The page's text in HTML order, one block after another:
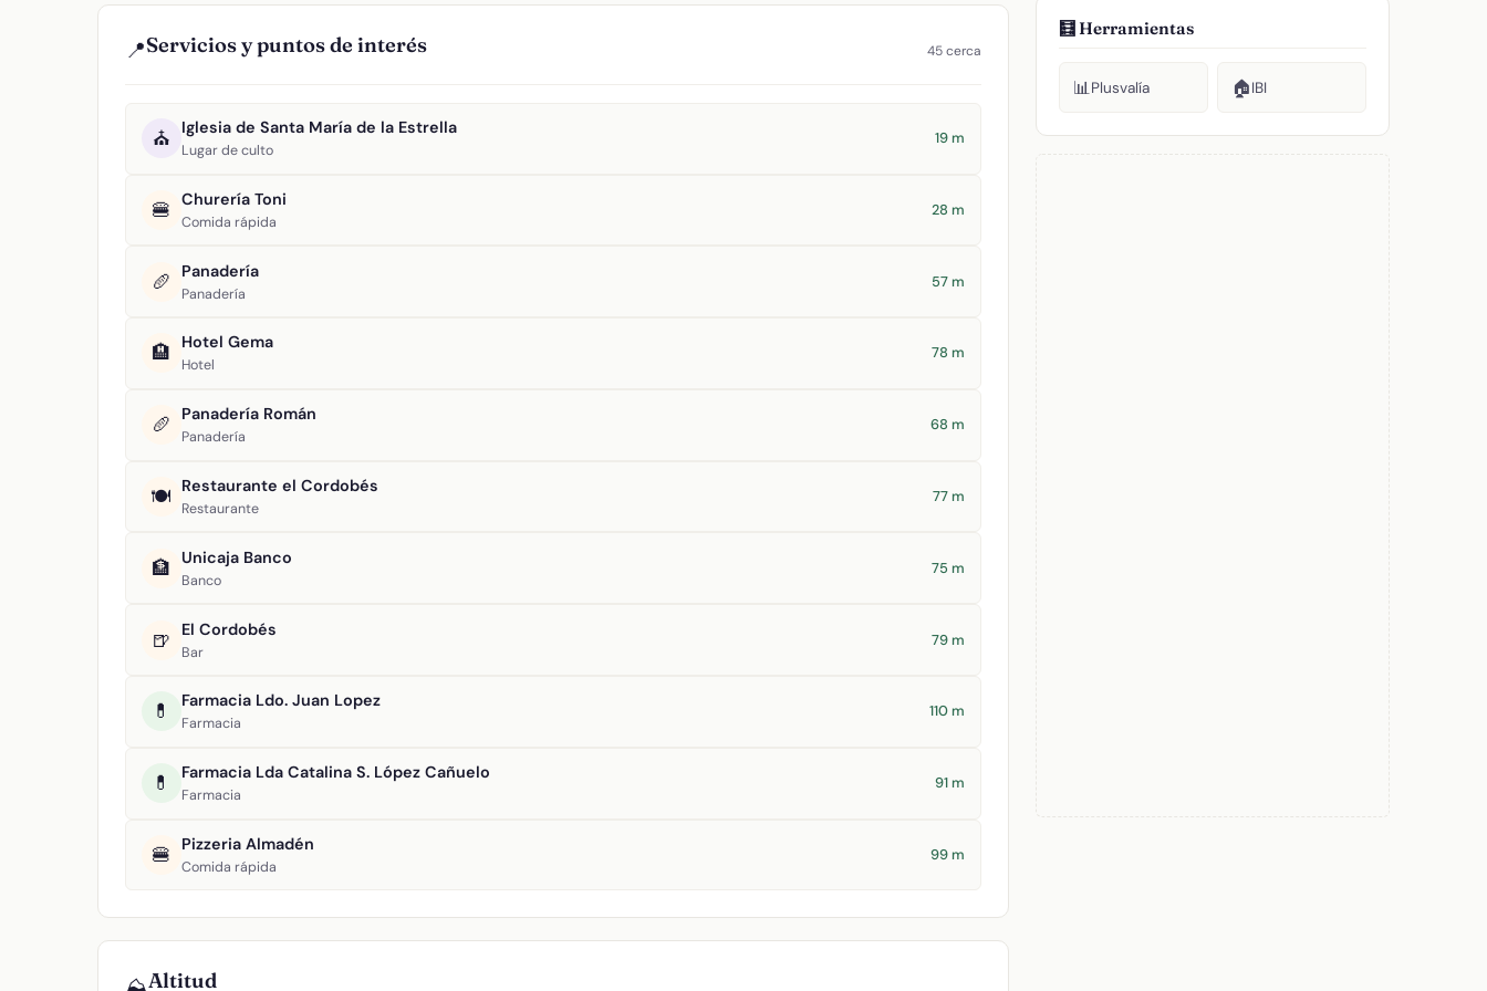
📍Servicios y puntos de interés 45 cerca
⛪ Iglesia de Santa María de la Estrella
Lugar de culto
19 m
🍔 Churería Toni
Comida rápida
28 m
🥖 Panadería
Panadería
57 m
🏨 Hotel Gema
Hotel
78 m
🥖 Panadería Román
Panadería
68 m
🍽️ Restaurante el Cordobés
Restaurante
77 m
🏦 Unicaja Banco
Banco
75 m
🍺 El Cordobés
Bar
79 m
💊 Farmacia Ldo. Juan Lopez
Farmacia
110 m
💊 Farmacia Lda Catalina S. López Cañuelo
Farmacia
91 m
🍔 Pizzeria Almadén
Comida rápida
99 m
Altitud
🧮 Herramientas
📊Plusvalía 🏠IBI